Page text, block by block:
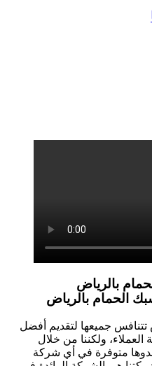
بالرياض
الحمام بالرياض
جميعها لتقديم أفضل
ولكننا من خلال
متوفرة في أي شركة